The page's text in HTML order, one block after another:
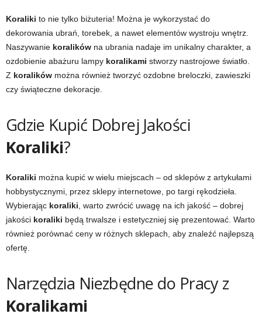
Koraliki to nie tylko biżuteria! Można je wykorzystać do
dekorowania ubrań, torebek, a nawet elementów wystroju wnętrz.
Naszywanie koralików na ubrania nadaje im unikalny charakter, a
ozdobienie abażuru lampy koralikami stworzy nastrojowe światło.
Z koralików można również tworzyć ozdobne breloczki, zawieszki
czy świąteczne dekoracje.
Gdzie Kupić Dobrej Jakości
Koraliki?
Koraliki można kupić w wielu miejscach – od sklepów z artykułami
hobbystycznymi, przez sklepy internetowe, po targi rękodzieła.
Wybierając koraliki , warto zwrócić uwagę na ich jakość – dobrej
jakości koraliki będą trwalsze i estetyczniej się prezentować. Warto
również porównać ceny w różnych sklepach, aby znaleźć najlepszą
ofertę.
Narzędzia Niezbędne do Pracy z
Koralikami